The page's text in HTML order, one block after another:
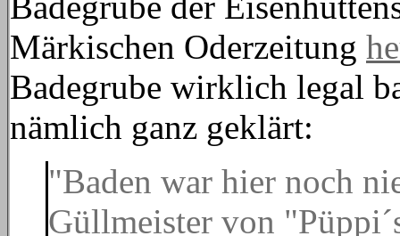
Märkischen Oderzeitung
Badegrube wirklich legal
nämlich ganz geklärt:
"Baden war hier noch
Güllmeister von